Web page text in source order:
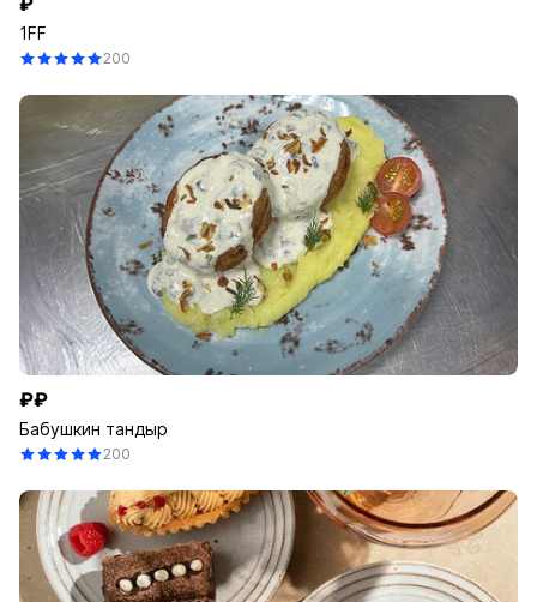
1FF
200
₽₽
Бабушкин тандыр
200